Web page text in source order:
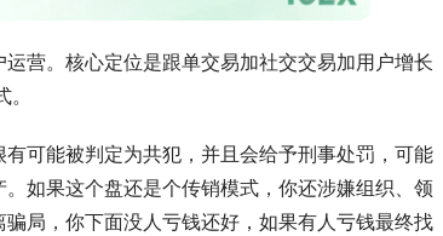
营。核心定位是跟单交易加社交交易加用户增长
可能被判定为共犯，并且会给予刑事处罚，可能
如果这个盘还是个传销模式，你还涉嫌组织、领
局，你下面没人亏钱还好，如果有人亏钱最终找